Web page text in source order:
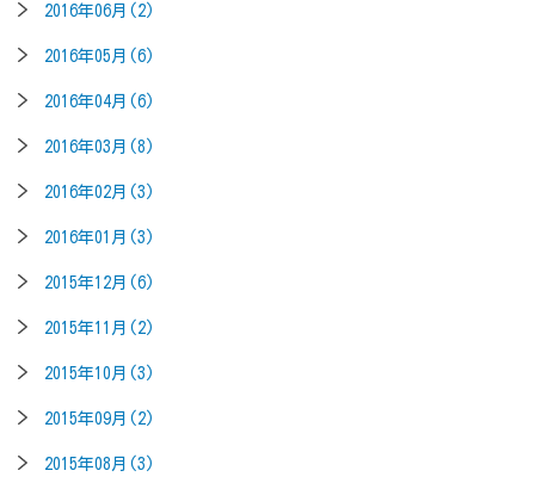
2016年06月(2)
2016年05月(6)
2016年04月(6)
2016年03月(8)
2016年02月(3)
2016年01月(3)
2015年12月(6)
2015年11月(2)
2015年10月(3)
2015年09月(2)
2015年08月(3)